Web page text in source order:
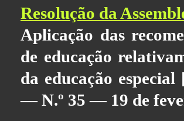
Resolução da
Aplicação das
de educação
da educação
— N.º 35 — 19 de